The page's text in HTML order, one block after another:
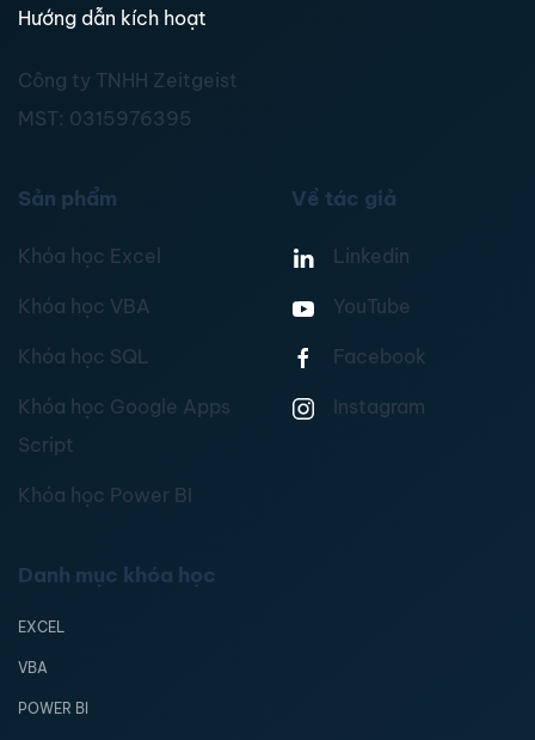
Hướng dẫn kích hoạt
Công ty TNHH Zeitgeist
MST: 0315976395
Sản phẩm
Khóa học Excel
Khóa học VBA
Khóa học SQL
Khóa học Google Apps
Script
Khóa học Power BI
Về tác giả
Linkedin
YouTube
Facebook
Instagram
Danh mục khóa học
EXCEL
VBA
POWER BI